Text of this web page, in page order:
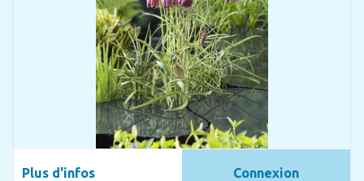
Plus d'infos Connexion